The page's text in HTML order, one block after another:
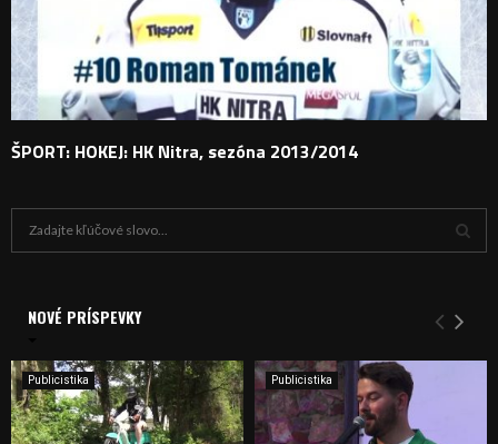
ŠPORT: HOKEJ: HK Nitra, sezóna 2013/2014
i
e
:
Y
H
NOVÉ PRÍSPEVKY
Publicistika Publicistika